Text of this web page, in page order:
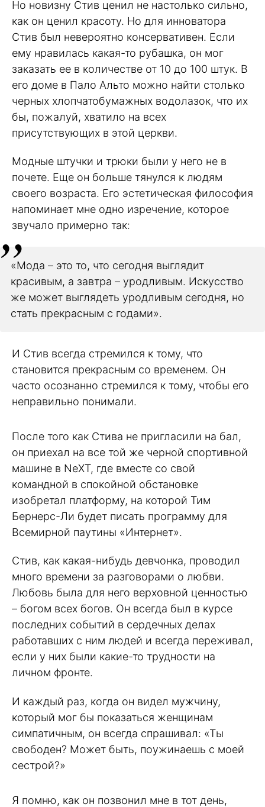
Но новизну Стив ценил не настолько сильно,
как он ценил красоту. Но для инноватора
Стив был невероятно консервативен. Если
ему нравилась какая-то рубашка, он мог
заказать ее в количестве от 10 до 100 штук. В
его доме в Пало Альто можно найти столько
черных хлопчатобумажных водолазок, что их
бы, пожалуй, хватило на всех
присутствующих в этой церкви.
Модные штучки и трюки были у него не в
почете. Еще он больше тянулся к людям
своего возраста. Его эстетическая философия
напоминает мне одно изречение, которое
звучало примерно так:
«Мода – это то, что сегодня выглядит
красивым, а завтра – уродливым. Искусство
же может выглядеть уродливым сегодня, но
стать прекрасным с годами».
И Стив всегда стремился к тому, что
становится прекрасным со временем. Он
часто осознанно стремился к тому, чтобы его
неправильно понимали.
После того как Стива не пригласили на бал,
он приехал на все той же черной спортивной
машине в NeXT, где вместе со свой
командной в спокойной обстановке
изобретал платформу, на которой Тим
Бернерс-Ли будет писать программу для
Всемирной паутины «Интернет».
Стив, как какая-нибудь девчонка, проводил
много времени за разговорами о любви.
Любовь была для него верховной ценностью
– богом всех богов. Он всегда был в курсе
последних событий в сердечных делах
работавших с ним людей и всегда переживал,
если у них были какие-то трудности на
личном фронте.
И каждый раз, когда он видел мужчину,
который мог бы показаться женщинам
симпатичным, он всегда спрашивал: «Ты
свободен? Может быть, поужинаешь с моей
сестрой?»
Я помню, как он позвонил мне в тот день,